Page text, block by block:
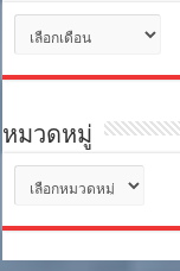
เก็บ
หมวดหมู่
หมู่